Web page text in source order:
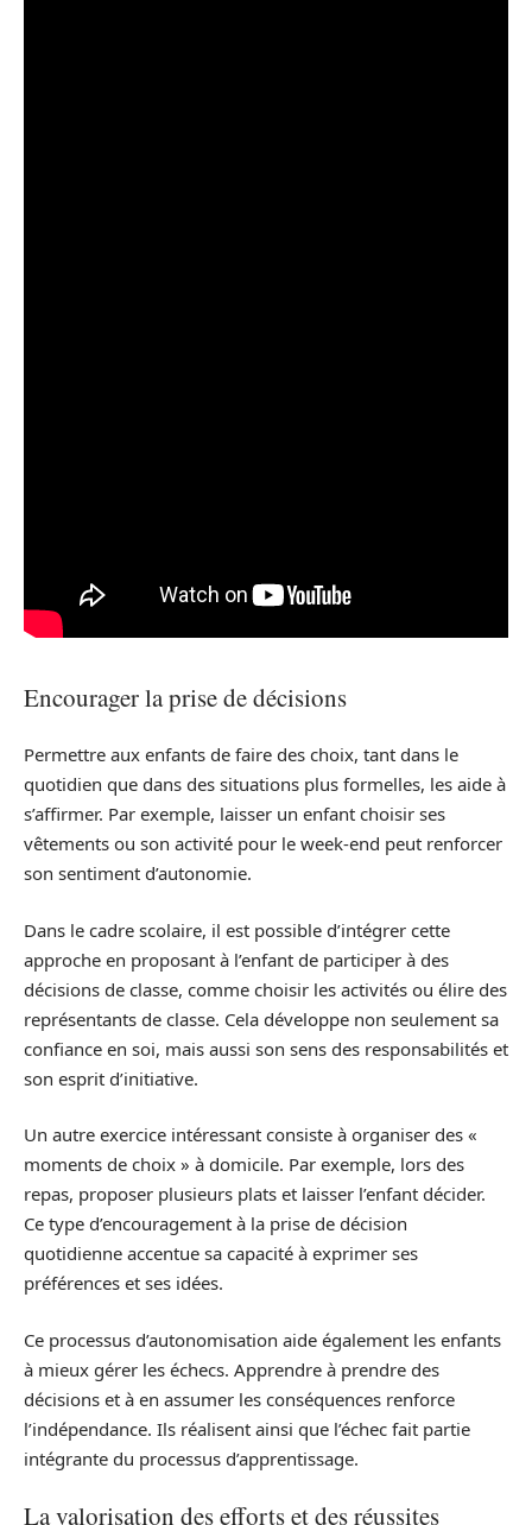
Encourager la prise de décisions
Permettre aux enfants de faire des choix, tant dans le
quotidien que dans des situations plus formelles, les aide à
s’affirmer. Par exemple, laisser un enfant choisir ses
vêtements ou son activité pour le week-end peut renforcer
son sentiment d’autonomie.
Dans le cadre scolaire, il est possible d’intégrer cette
approche en proposant à l’enfant de participer à des
décisions de classe, comme choisir les activités ou élire des
représentants de classe. Cela développe non seulement sa
confiance en soi, mais aussi son sens des responsabilités et
son esprit d’initiative.
Un autre exercice intéressant consiste à organiser des «
moments de choix » à domicile. Par exemple, lors des
repas, proposer plusieurs plats et laisser l’enfant décider.
Ce type d’encouragement à la prise de décision
quotidienne accentue sa capacité à exprimer ses
préférences et ses idées.
Ce processus d’autonomisation aide également les enfants
à mieux gérer les échecs. Apprendre à prendre des
décisions et à en assumer les conséquences renforce
l’indépendance. Ils réalisent ainsi que l’échec fait partie
intégrante du processus d’apprentissage.
La valorisation des efforts et des réussites